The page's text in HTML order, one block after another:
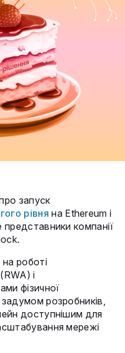
запуск
рівня на Ethereum і
компанії
роботі
і
фізичної
розробників,
доступнішим для
мережі